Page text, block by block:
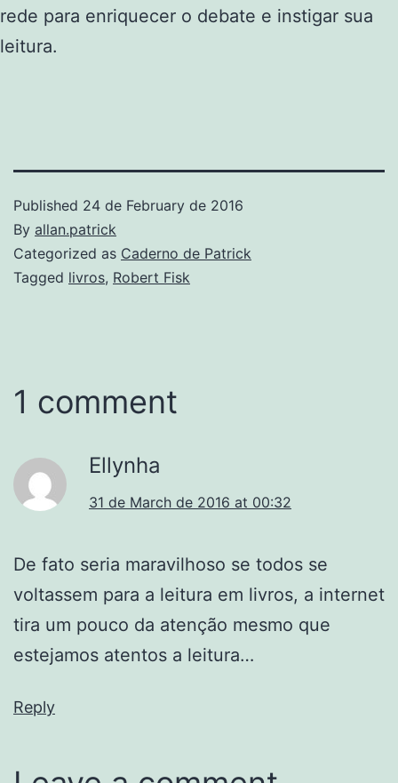
rede para enriquecer o debate e instigar sua
leitura.
Published 24 de February de 2016
By allan.patrick
Categorized as Caderno de Patrick
Tagged livros, Robert Fisk
1 comment
Ellynha
31 de March de 2016 at 00:32
De fato seria maravilhoso se todos se
voltassem para a leitura em livros, a internet
tira um pouco da atenção mesmo que
estejamos atentos a leitura…
Reply